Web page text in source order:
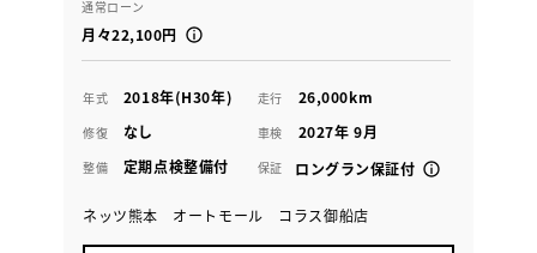
通常ローン
月々22,100円
年式 2018年(H30年) 走行 26,000km
修復 なし 車検 2027年 9月
整備 定期点検整備付 保証 ロングラン保証付
ネッツ熊本 オートモール コラス御船店